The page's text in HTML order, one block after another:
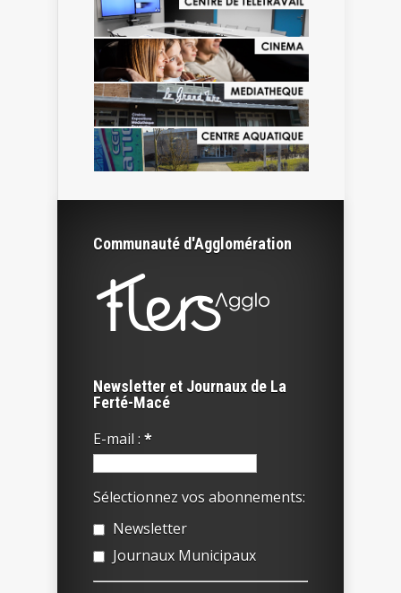
Communauté d'Agglomération
Newsletter et Journaux de La
Ferté-Macé
E-mail : *
Sélectionnez vos abonnements:
Newsletter
Journaux Municipaux